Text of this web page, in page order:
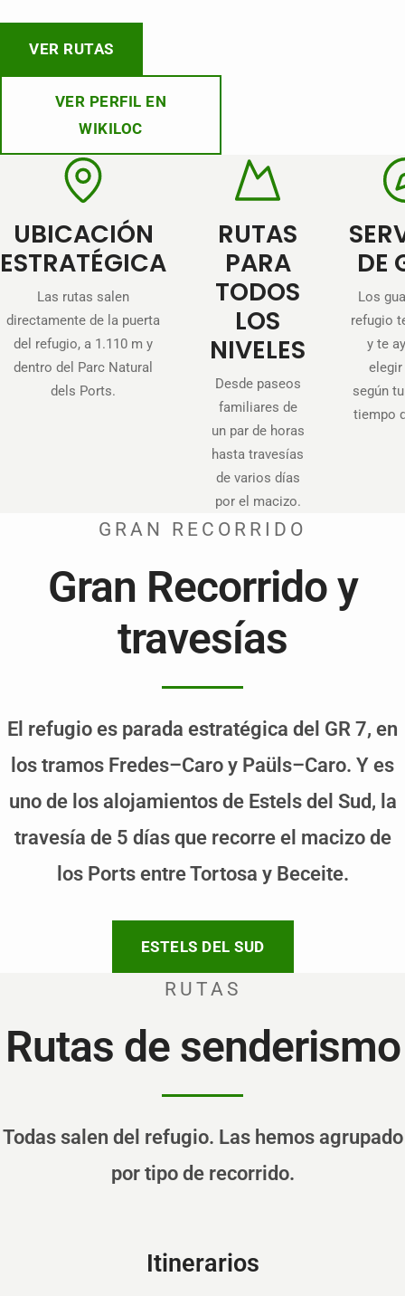
VER RUTAS
VER PERFIL EN
WIKILOC
UBICACIÓN
ESTRATÉGICA
Las rutas salen
directamente de la puerta
del refugio, a 1.110 m y
dentro del Parc Natural
dels Ports.
RUTAS
PARA
TODOS
LOS
NIVELES
Desde paseos
familiares de
un par de horas
hasta travesías
de varios días
por el macizo.
DE
Los
refugio
y te
según
tiempo
GRAN RECORRIDO
Gran Recorrido y
travesías
El refugio es parada estratégica del GR 7, en
los tramos Fredes–Caro y Paüls–Caro. Y es
uno de los alojamientos de Estels del Sud, la
travesía de 5 días que recorre el macizo de
los Ports entre Tortosa y Beceite.
ESTELS DEL SUD
RUTAS
Rutas de senderismo
Todas salen del refugio. Las hemos agrupado
por tipo de recorrido.
Itinerarios